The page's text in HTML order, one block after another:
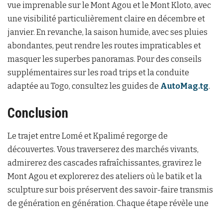
vue imprenable sur le Mont Agou et le Mont Kloto, avec
une visibilité particulièrement claire en décembre et
janvier. En revanche, la saison humide, avec ses pluies
abondantes, peut rendre les routes impraticables et
masquer les superbes panoramas. Pour des conseils
supplémentaires sur les road trips et la conduite
adaptée au Togo, consultez les guides de AutoMag.tg.
Conclusion
Le trajet entre Lomé et Kpalimé regorge de
découvertes. Vous traverserez des marchés vivants,
admirerez des cascades rafraîchissantes, gravirez le
Mont Agou et explorerez des ateliers où le batik et la
sculpture sur bois préservent des savoir-faire transmis
de génération en génération. Chaque étape révèle une